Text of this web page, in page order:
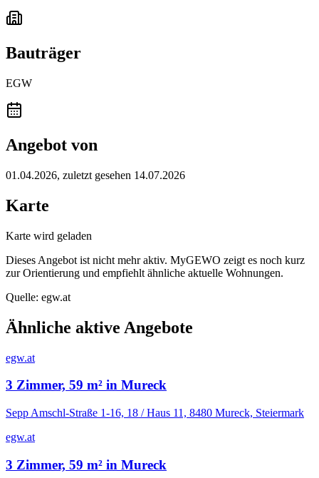
Bauträger
EGW
Angebot von
01.04.2026, zuletzt gesehen 14.07.2026
Karte
Karte wird geladen
Dieses Angebot ist nicht mehr aktiv. MyGEWO zeigt es noch kurz
zur Orientierung und empfiehlt ähnliche aktuelle Wohnungen.
Quelle: egw.at
Ähnliche aktive Angebote
egw.at
3 Zimmer, 59 m² in Mureck
Sepp Amschl-Straße 1-16, 18 / Haus 11, 8480 Mureck, Steiermark
egw.at
3 Zimmer, 59 m² in Mureck